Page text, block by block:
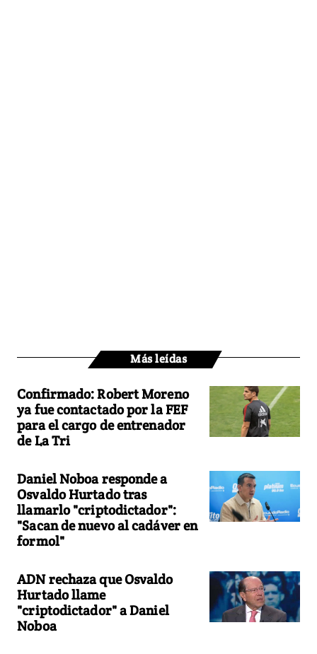
Más leídas
Confirmado: Robert Moreno
ya fue contactado por la FEF
para el cargo de entrenador
de La Tri
Daniel Noboa responde a
Osvaldo Hurtado tras
llamarlo "criptodictador":
"Sacan de nuevo al cadáver en
formol"
ADN rechaza que Osvaldo
Hurtado llame
"criptodictador" a Daniel
Noboa